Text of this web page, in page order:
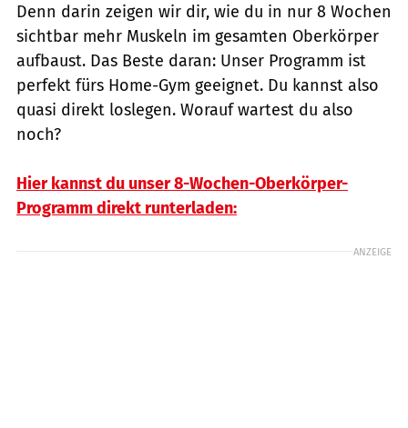
Denn darin zeigen wir dir, wie du in nur 8 Wochen
sichtbar mehr Muskeln im gesamten Oberkörper
aufbaust. Das Beste daran: Unser Programm ist
perfekt fürs Home-Gym geeignet. Du kannst also
quasi direkt loslegen. Worauf wartest du also
noch?
Hier kannst du unser 8-Wochen-Oberkörper-
Programm direkt runterladen:
ANZEIGE